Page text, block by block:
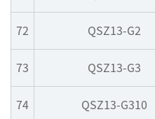
72 QSZ13-G2
73 QSZ13-G3
74 QSZ13-G310